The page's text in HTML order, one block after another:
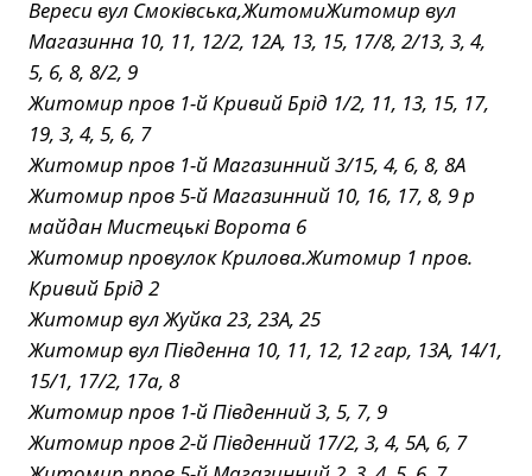
Вереси вул Смоківська,ЖитомиЖитомир вул
Магазинна 10, 11, 12/2, 12А, 13, 15, 17/8, 2/13, 3, 4,
5, 6, 8, 8/2, 9
Житомир пров 1-й Кривий Брід 1/2, 11, 13, 15, 17,
19, 3, 4, 5, 6, 7
Житомир пров 1-й Магазинний 3/15, 4, 6, 8, 8А
Житомир пров 5-й Магазинний 10, 16, 17, 8, 9 р
майдан Мистецькі Ворота 6
Житомир провулок Крилова.Житомир 1 пров.
Кривий Брід 2
Житомир вул Жуйка 23, 23А, 25
Житомир вул Південна 10, 11, 12, 12 гар, 13А, 14/1,
15/1, 17/2, 17а, 8
Житомир пров 1-й Південний 3, 5, 7, 9
Житомир пров 2-й Південний 17/2, 3, 4, 5А, 6, 7